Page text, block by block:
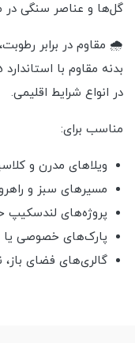
گل‌ها و عناصر سنگی در
🌧 مقاوم در برابر
در انواع شرایط اقلیمی.
مناسب برای:
ویلاهای مدرن و
مسیرهای سبز و
پروژه‌های لندسکیپ
پارک‌های خصوصی یا
گالری‌های فضای